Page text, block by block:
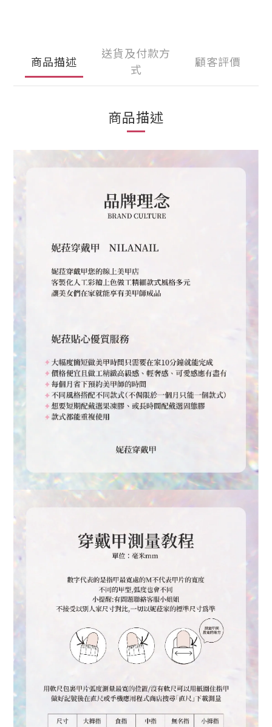
商品描述
送貨及付款方
式
顧客評價
商品描述